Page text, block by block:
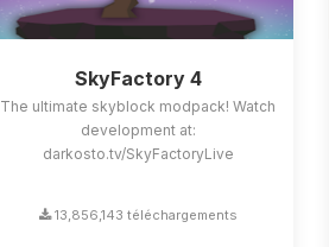
SkyFactory 4
The ultimate skyblock modpack! Watch
development at:
darkosto.tv/SkyFactoryLive
13,856,143 téléchargements